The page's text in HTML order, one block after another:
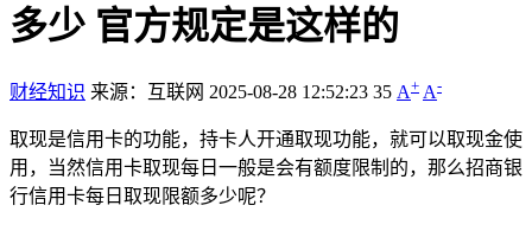
多少 官方规定是这样的
财经知识 来源：互联网 2025-08-28 12:52:23 35 A+ A-
取现是信用卡的功能，持卡人开通取现功能，就可以取现金使
用，当然信用卡取现每日一般是会有额度限制的，那么招商银
行信用卡每日取现限额多少呢？